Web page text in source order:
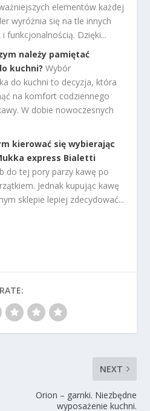
elementów każdej
wyróżnia się na tle innych
funkcjonalnością. Dzięki...
należy pamiętać
kuchni? Wybór
do kuchni to decyzja, która
na komfort codziennego
W dobie nowoczesnych
kierować się wybierając
express Bialetti
do tej pory parzy kawę po
Jednak kupując kawę
sklepie lepiej zdecydować...
RATE:
NEXT
Orion – garnki. Niezbędne
wyposażenie kuchni.